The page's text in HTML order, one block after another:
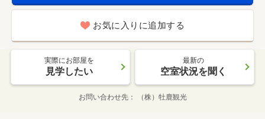
お気に入りに追加する
実際にお部屋を
見学したい
最新の
空室状況を聞く
お問い合わせ先 （株）牡鹿観光